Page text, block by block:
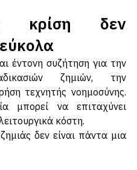
κρίση δεν
έντονη συζήτηση για την
ζημιών, την
τεχνητής νοημοσύνης.
μπορεί να επιταχύνει
κόστη.
δεν είναι πάντα μια